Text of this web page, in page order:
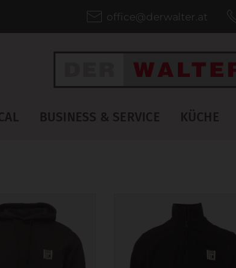
office@derwalter.at
BUSINESS & SERVICE KÜCHE